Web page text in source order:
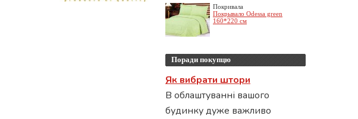
Покривала
Покрывало Odessa green
160*220 см
Поради покупцю
Як вибрати штори
В облаштуванні вашого
будинку дуже важливо